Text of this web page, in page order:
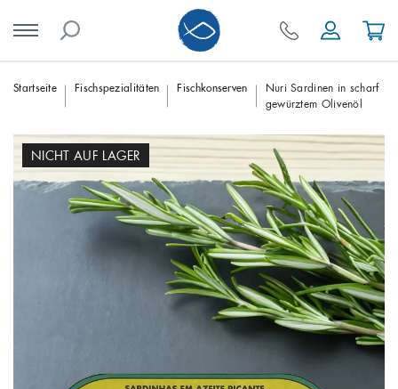
Skip
content
Startseite Fischspezialitäten Fischkonserven
Nuri Sardinen in scharf
gewürztem Olivenöl
NICHT AUF LAGER